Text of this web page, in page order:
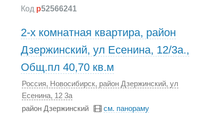
Код p52566241
2-х комнатная квартира, район
Дзержинский, ул Есенина, 12/3а.,
Общ.пл 40,70 кв.м
Россия, Новосибирск, район Дзержинский, ул
Есенина, 12 3а
район Дзержинский
см. панораму